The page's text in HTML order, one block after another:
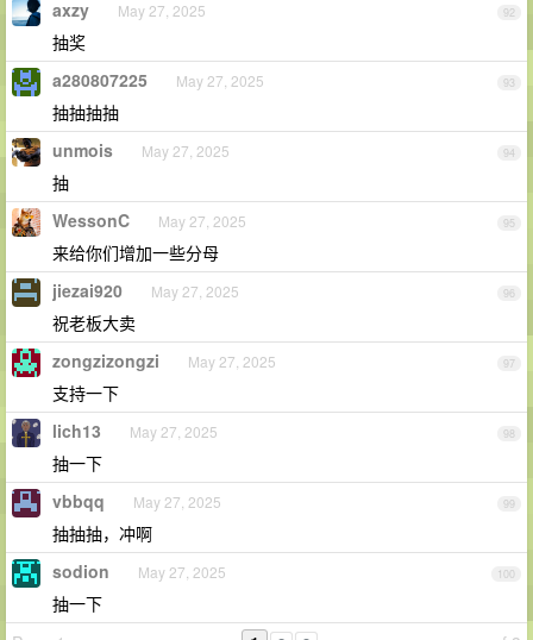
92
axzy May 27, 2025
抽奖
93
a280807225 May 27, 2025
抽抽抽抽
94
unmois May 27, 2025
抽
95
WessonC May 27, 2025
来给你们增加一些分母
96
jiezai920 May 27, 2025
祝老板大卖
97
zongzizongzi May 27, 2025
支持一下
98
lich13 May 27, 2025
抽一下
99
vbbqq May 27, 2025
抽抽抽，冲啊
100
sodion May 27, 2025
抽一下